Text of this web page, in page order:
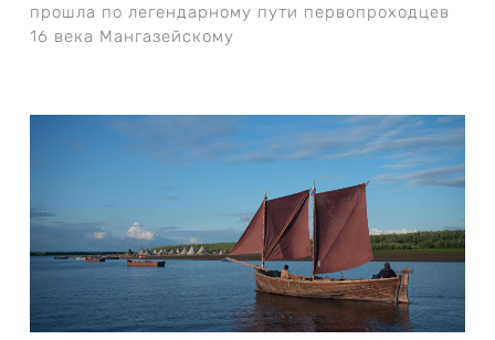
прошла по легендарному пути первопроходцев
16 века Мангазейскому